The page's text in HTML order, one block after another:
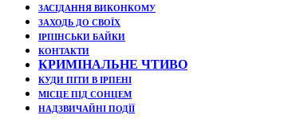
ЗАСІДАННЯ ВИКОНКОМУ
ЗАХОДЬ ДО СВОЇХ
ІРПІНСЬКИ БАЙКИ
КОНТАКТИ
КРИМІНАЛЬНЕ ЧТИВО
КУДИ ПІТИ В ІРПЕНІ
МІСЦЕ ПІД СОНЦЕМ
НАДЗВИЧАЙНІ ПОДЇЇ